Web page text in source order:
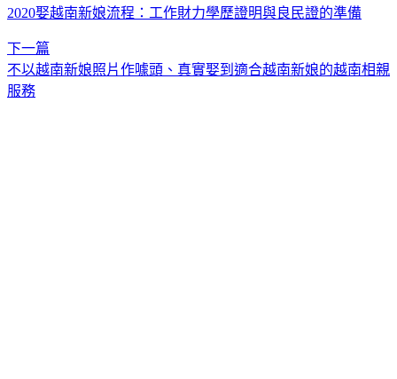
2020娶越南新娘流程：工作財力學歷證明與良民證的準備
下一篇
不以越南新娘照片作噱頭、真實娶到適合越南新娘的越南相親
服務